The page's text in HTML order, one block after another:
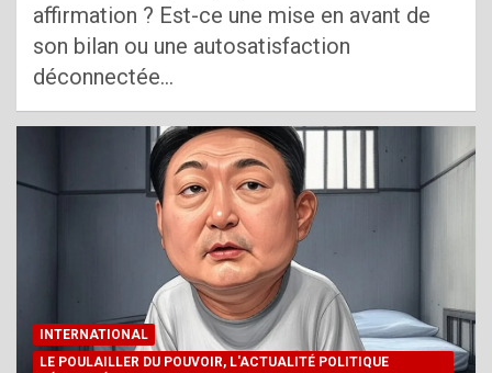
affirmation ? Est-ce une mise en avant de
son bilan ou une autosatisfaction
déconnectée…
INTERNATIONAL
LE POULAILLER DU POUVOIR, L'ACTUALITÉ POLITIQUE